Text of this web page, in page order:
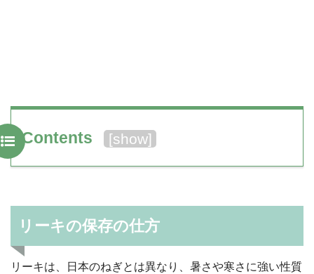
Contents [show]
リーキの保存の仕方
リーキは、日本のねぎとは異なり、暑さや寒さに強い性質